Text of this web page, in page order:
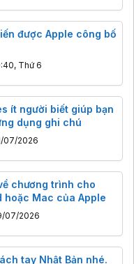
được Apple công bố
Thứ 6
ít người biết giúp bạn
dụng ghi chú
07/2026
chương trình cho
hoặc Mac của Apple
07/2026
tay Nhật Bản nhé.